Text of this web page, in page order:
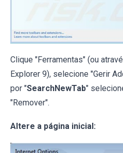
Clique "Ferramentas" (ou
Explorer 9), selecione "Gerir
por "SearchNewTab"
"Remover".
Altere a página inicial: